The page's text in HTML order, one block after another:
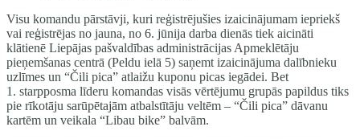
Visu komandu pārstāvji, kuri reģistrējušies izaicinājumam iepriekš
vai reģistrējas no jauna, no 6. jūnija darba dienās tiek aicināti
klātienē Liepājas pašvaldības administrācijas Apmeklētāju
pieņemšanas centrā (Peldu ielā 5) saņemt izaicinājuma dalībnieku
uzlīmes un “Čili pica” atlaižu kuponu picas iegādei. Bet
1. starpposma līderu komandas visās vērtējumu grupās papildus tiks
pie rīkotāju sarūpētajām atbalstītāju veltēm – “Čili pica” dāvanu
kartēm un veikala “Libau bike” balvām.